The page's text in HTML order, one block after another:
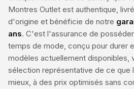
Montres Outlet est authentique,
d'origine et bénéficie de notre
ans. C'est l'assurance de
temps de mode, conçu pour durer
modèles actuellement disponibles,
sélection représentative de ce que
mieux, à des prix optimisés sans